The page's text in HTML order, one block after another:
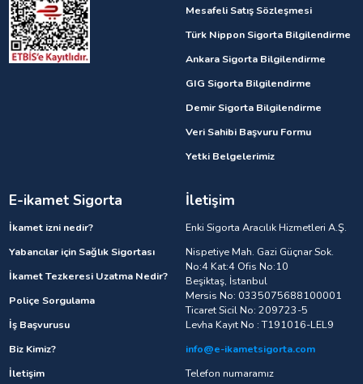
Mesafeli Satış Sözleşmesi
Türk Nippon Sigorta Bilgilendirme
Ankara Sigorta Bilgilendirme
GIG Sigorta Bilgilendirme
Demir Sigorta Bilgilendirme
Veri Sahibi Başvuru Formu
Yetki Belgelerimiz
E-ikamet Sigorta
İkamet izni nedir?
Yabancılar için Sağlık Sigortası
İkamet Tezkeresi Uzatma Nedir?
Poliçe Sorgulama
İş Başvurusu
Biz Kimiz?
İletişim
İletişim
Enki Sigorta Aracılık Hizmetleri A.Ş.
Nispetiye Mah. Gazi Güçnar Sok.
No:4 Kat:4 Ofis No:10
Beşiktaş, İstanbul
Mersis No: 0335075688100001
Ticaret Sicil No: 209723-5
Levha Kayıt No : T191016-LEL9
info@e-ikametsigorta.com
Telefon numaramız